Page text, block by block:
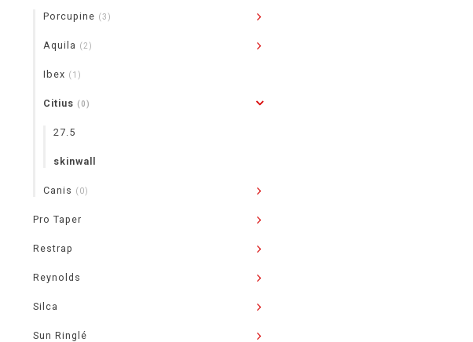
Porcupine (3)
Aquila (2)
Ibex (1)
Citius (0)
27.5
skinwall
Canis (0)
Pro Taper
Restrap
Reynolds
Silca
Sun Ringlé